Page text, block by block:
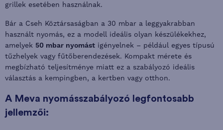
grillek esetében használnak.
Bár a Cseh Köztársaságban a 30 mbar a leggyakrabban
használt nyomás, ez a modell ideális olyan készülékekhez,
amelyek 50 mbar nyomást igényelnek – például egyes típusú
tűzhelyek vagy fűtőberendezések. Kompakt mérete és
megbízható teljesítménye miatt ez a szabályozó ideális
választás a kempingben, a kertben vagy otthon.
A Meva nyomásszabályozó legfontosabb
jellemzői: